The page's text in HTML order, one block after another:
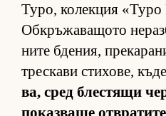
Typo, ко­лек­ция «Typo
Об­к­ръ­жа­ва­щото
ните бде­ния,
трес­кави сти­хо­ве,
ва, сред блес­тящи